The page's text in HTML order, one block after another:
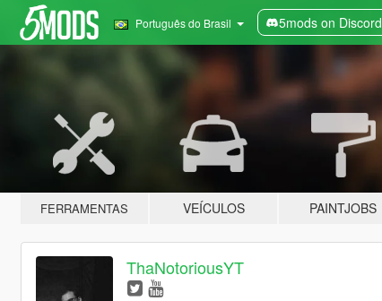
Português do Brasil 5mods on Discord
FERRAMENTAS VEÍCULOS PAINTJOBS
ThaNotoriousYT